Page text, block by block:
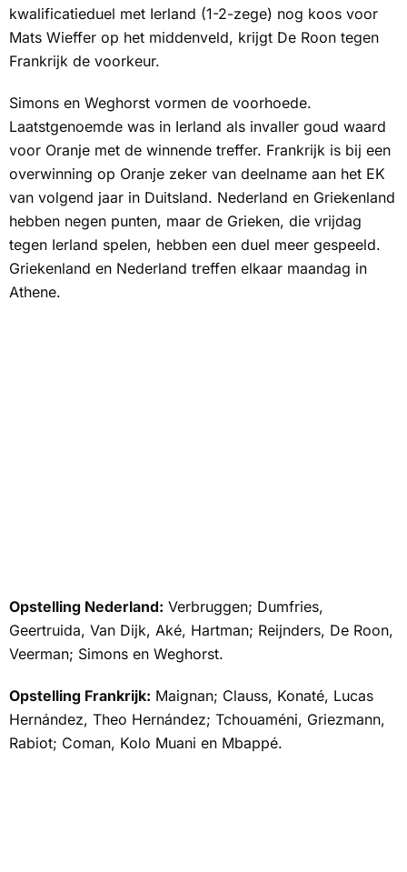
kwalificatieduel met Ierland (1-2-zege) nog koos voor
Mats Wieffer op het middenveld, krijgt De Roon tegen
Frankrijk de voorkeur.
Simons en Weghorst vormen de voorhoede.
Laatstgenoemde was in Ierland als invaller goud waard
voor Oranje met de winnende treffer. Frankrijk is bij een
overwinning op Oranje zeker van deelname aan het EK
van volgend jaar in Duitsland. Nederland en Griekenland
hebben negen punten, maar de Grieken, die vrijdag
tegen Ierland spelen, hebben een duel meer gespeeld.
Griekenland en Nederland treffen elkaar maandag in
Athene.
Opstelling Nederland: Verbruggen; Dumfries,
Geertruida, Van Dijk, Aké, Hartman; Reijnders, De Roon,
Veerman; Simons en Weghorst.
Opstelling Frankrijk: Maignan; Clauss, Konaté, Lucas
Hernández, Theo Hernández; Tchouaméni, Griezmann,
Rabiot; Coman, Kolo Muani en Mbappé.